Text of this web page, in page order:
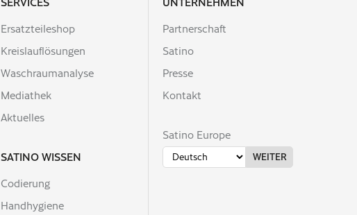
Ersatzteileshop
Kreislauflösungen
Waschraumanalyse
Mediathek
Aktuelles
SATINO WISSEN
Codierung
Handhygiene
Partnerschaft
Satino
Presse
Kontakt
Satino Europe